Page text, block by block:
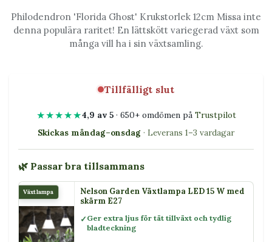
Philodendron 'Florida Ghost' Krukstorlek 12cm Missa inte
denna populära raritet! En lättskött variegerad växt som
många vill ha i sin växtsamling.
Tillfälligt slut
★★★★★4,9 av 5· 650+ omdömen på Trustpilot
Skickas måndag–onsdag · Leverans 1–3 vardagar
🌿 Passar bra tillsammans
Växtlampa
Nelson Garden Växtlampa LED 15 W med
skärm E27
Ger extra ljus för tät tillväxt och tydlig
bladteckning